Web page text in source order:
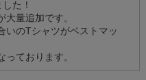
た！
量追加です。
いのTシャツがベストマッ
ております。